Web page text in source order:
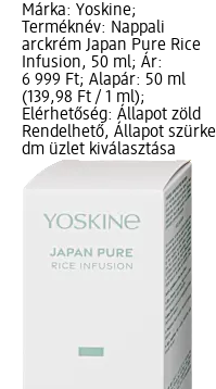
Márka: Yoskine;
Terméknév: Nappali
arckrém Japan Pure Rice
Infusion, 50 ml; Ár:
6 999 Ft; Alapár: 50 ml
(139,98 Ft / 1 ml);
Elérhetőség: Állapot zöld
Rendelhető, Állapot szürke
dm üzlet kiválasztása